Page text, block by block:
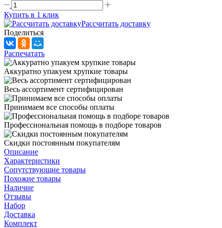
Купить в 1 клик
Рассчитать доставку
Поделиться
Распечатать
Аккуратно упакуем хрупкие товары
Весь ассортимент сертифицирован
Принимаем все способы оплаты
Профессиональная помощь в подборе товаров
Скидки постоянным покупателям
Описание
Характеристики
Сопутствующие товары
Похожие товары
Наличие
Отзывы
Набор
Доставка
Комплект